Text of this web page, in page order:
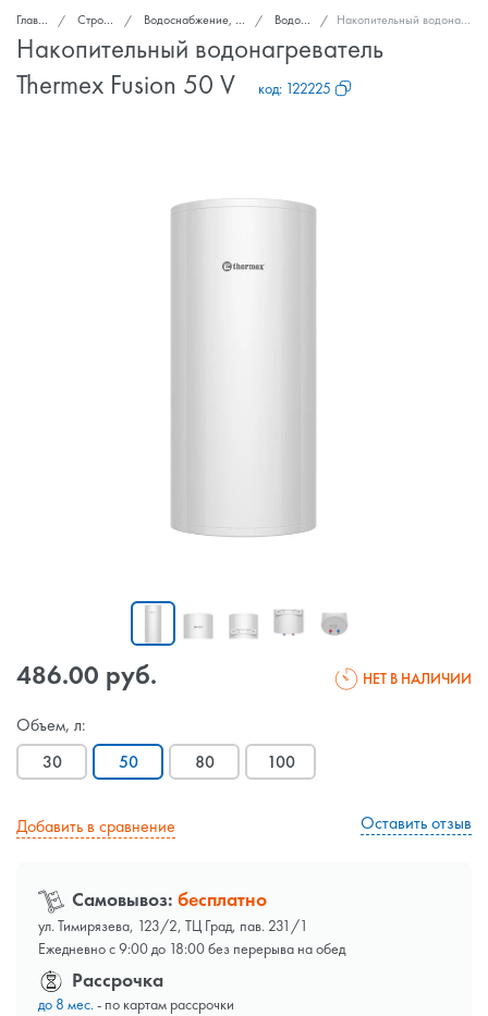
Главная Стройка и ремонт Водоснабжение, канализация, вентиляция Водонагреватели Накопительный водонагреватель Thermex Fusion 50 V
Накопительный водонагреватель
Thermex Fusion 50 V
код: 122225
486.00 руб. НЕТ В НАЛИЧИИ
Объем, л:
30
50 80 100
Добавить в сравнение Оставить отзыв
Самовывоз: бесплатно
ул. Тимирязева, 123/2, ТЦ Град, пав. 231/1
Ежедневно с 9:00 до 18:00 без перерыва на обед
Рассрочка
до 8 мес.- по картам рассрочки